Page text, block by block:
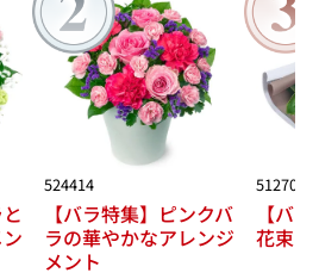
524414
【バラ特集】ピンクバ
ラの華やかなアレンジ
メント
512708
【バ
花束